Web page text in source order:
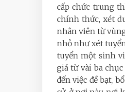
cấp chức trung
chính thức, xét
nhân viên từ vùng
nhỏ như xét
tuyển một sinh
giá từ vài ba
đến việc đề bạt,